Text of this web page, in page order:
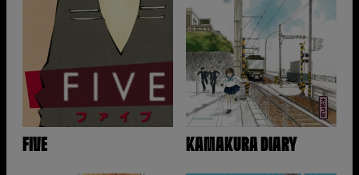
FIVE KAMAKURA DIARY